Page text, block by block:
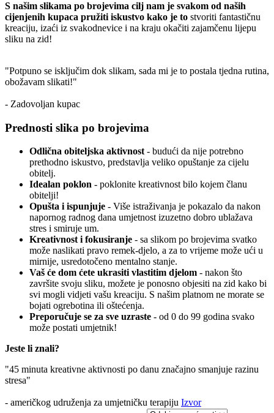
S našim slikama po brojevima cilj nam je svakom od naših
cijenjenih kupaca pružiti iskustvo kako je to stvoriti fantastičnu
kreaciju, izaći iz svakodnevice i na kraju okačiti zajamčenu lijepu
sliku na zid!
"Potpuno se isključim dok slikam, sada mi je to postala tjedna rutina,
obožavam slikati!"
- Zadovoljan kupac
Prednosti slika po brojevima
Odlična obiteljska aktivnost- budući da nije potrebno
prethodno iskustvo, predstavlja veliko opuštanje za cijelu
obitelj.
Idealan poklon - poklonite kreativnost bilo kojem članu
obitelji!
Opušta i ispunjuje - Više istraživanja je pokazalo da nakon
napornog radnog dana umjetnost izuzetno dobro ublažava
stres i smiruje um.
Kreativnost i fokusiranje - sa slikom po brojevima svatko
može naslikati pravo remek-djelo, a za to vrijeme može ući u
mirnije, usredotočeno mentalno stanje.
Vaš će dom ćete ukrasiti vlastitim djelom - nakon što
završite svoju sliku, možete je ponosno objesiti na zid kako bi
svi mogli vidjeti vašu kreaciju. S našim platnom ne morate se
bojati ogrebotina ili oštećenja.
Preporučuje se za sve uzraste - od 0 do 99 godina svako
može postati umjetnik!
Jeste li znali?
"45 minuta kreativne aktivnosti po danu značajno smanjuje razinu
stresa"
- američkog udruženja za umjetničku terapiju Izvor